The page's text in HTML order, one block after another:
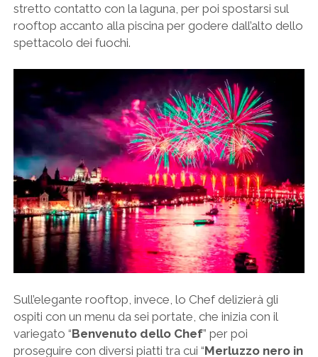
stretto contatto con la laguna, per poi spostarsi sul
rooftop accanto alla piscina per godere dall’alto dello
spettacolo dei fuochi.
Sull’elegante rooftop, invece, lo Chef delizierà gli
ospiti con un menu da sei portate, che inizia con il
variegato “Benvenuto dello Chef” per poi
proseguire con diversi piatti tra cui “Merluzzo nero in